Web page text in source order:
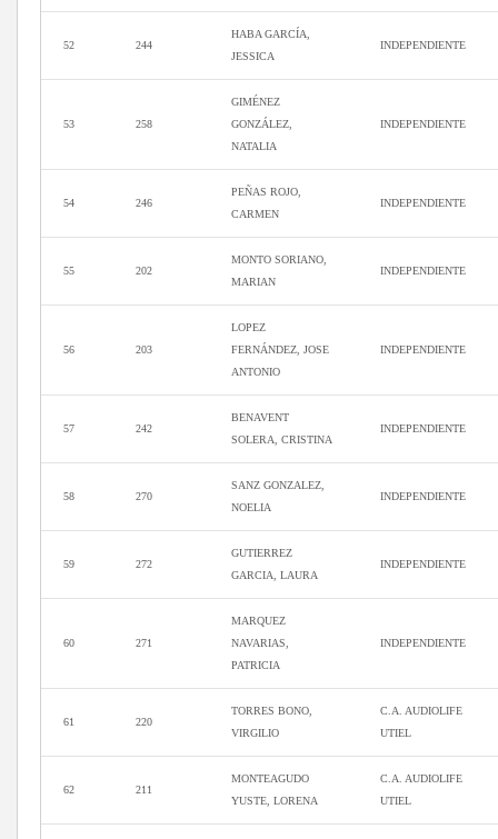
52 244
HABA GARCÍA,
JESSICA
INDEPENDIENTE
53 258
GIMÉNEZ
GONZÁLEZ,
NATALIA
INDEPENDIENTE
54 246
PEÑAS ROJO,
CARMEN
INDEPENDIENTE
55 202
MONTO SORIANO,
MARIAN
INDEPENDIENTE
56 203
LOPEZ
FERNÁNDEZ, JOSE
ANTONIO
INDEPENDIENTE
57 242
BENAVENT
SOLERA, CRISTINA
INDEPENDIENTE
58 270
SANZ GONZALEZ,
NOELIA
INDEPENDIENTE
59 272
GUTIERREZ
GARCIA, LAURA
INDEPENDIENTE
60 271
MARQUEZ
NAVARIAS,
PATRICIA
INDEPENDIENTE
61 220
TORRES BONO,
VIRGILIO
C.A. AUDIOLIFE
UTIEL
62 211
MONTEAGUDO
YUSTE, LORENA
C.A. AUDIOLIFE
UTIEL